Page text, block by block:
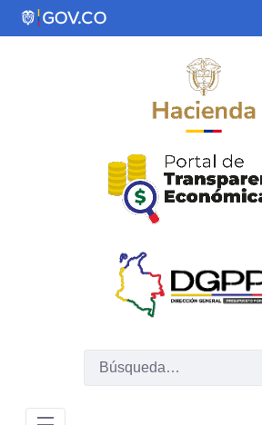
Saltar al contenido principal